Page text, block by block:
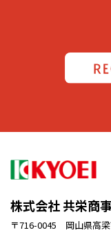
株式会社 共栄商
〒716-0045 岡山県高梁